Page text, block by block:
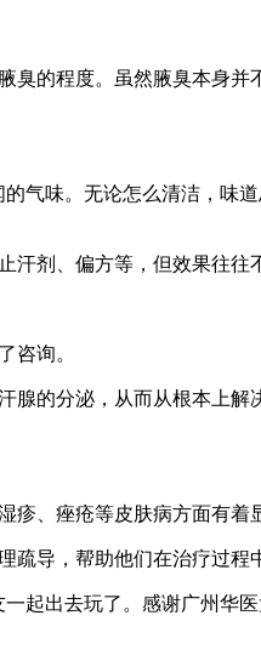
臭的程度。虽然腋臭本身并
气味。无论怎么清洁，味
剂、偏方等，但效果往往
咨询。
腺的分泌，从而从根本上解
、痤疮等皮肤病方面有着
导，帮助他们在治疗过程
起出去玩了。感谢广州华